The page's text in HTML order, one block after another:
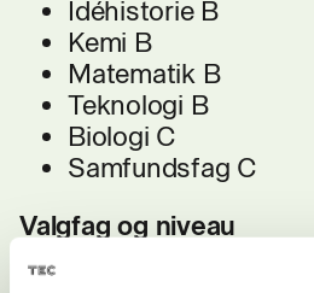
Idéhistorie B
Kemi B
Matematik B
Teknologi B
Biologi C
Samfundsfag C
Valgfag og niveau
På denne